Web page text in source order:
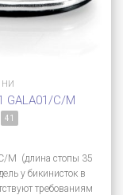
GALA01/C/M
41
M (длина стопы 35
у бикинисток в
требованиям